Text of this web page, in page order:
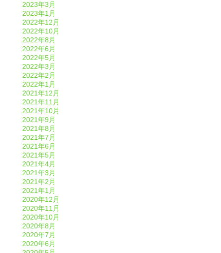
2023年3月
2023年1月
2022年12月
2022年10月
2022年8月
2022年6月
2022年5月
2022年3月
2022年2月
2022年1月
2021年12月
2021年11月
2021年10月
2021年9月
2021年8月
2021年7月
2021年6月
2021年5月
2021年4月
2021年3月
2021年2月
2021年1月
2020年12月
2020年11月
2020年10月
2020年8月
2020年7月
2020年6月